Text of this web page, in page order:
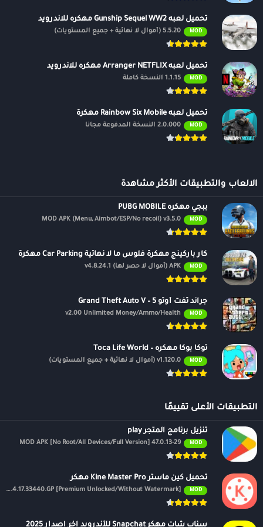
تحميل لعبه Gunship Sequel WW2 مهكره للاندرويد
MOD 5.5.20 (أموال لا نهائية + جميع المستويات)
تحميل لعبه Arranger NETFLIX مهكره للاندرويد
MOD 1.1.15 النسخة كاملة
تحميل لعبه Rainbow Six Mobile مهكرة
MOD 2.0.000 النسخة المدفوعة مجانًا
الالعاب والتطبيقات الأكثر مشاهدة
ببجي مهكره PUBG MOBILE
MOD
MOD APK (Menu, Aimbot/ESP/No recoil) v3.5.0
كار باركينج مهكرة فلوس ما لا نهائية Car Parking مهكرة
MOD APK (أموال لا حصر لها) v4.8.24.1
جراند ثفت أوتو 5 – Grand Theft Auto V
MOD
v2.00 Unlimited Money/Ammo/Health
توكا بوكا مهكره – Toca Life World
MOD v1.120.0 (أموال لا نهائية + جميع المستويات)
التطبيقات الأعلى تقييمًا
تنزيل برنامج المتجر play
MOD
47.0.13-29 MOD APK [No Root/All Devices/Full Version]
تحميل كين ماستر Kine Master Pro مهكر
MOD
APK v7.4.17.33440.GP [Premium Unlocked/Without Watermark]
سناب شات مهكر Snapchat للأندرويد اخر اصدار 2025